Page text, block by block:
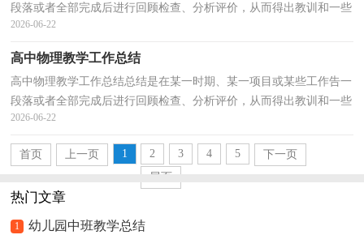
段落或者全部完成后进行回顾检查、分析评价，从而得出教训和一些
规律性认识的一种书面材料，它能够使头脑更加清...
2026-06-22
高中物理教学工作总结
高中物理教学工作总结总结是在某一时期、某一项目或某些工作告一
段落或者全部完成后进行回顾检查、分析评价，从而得出教训和一些
规律性认识的一种书面材料，它可以帮助我们有寻...
2026-06-22
首页 上一页 1 2 3 4 5
下一页
尾页
热门文章
1 幼儿园中班教学总结